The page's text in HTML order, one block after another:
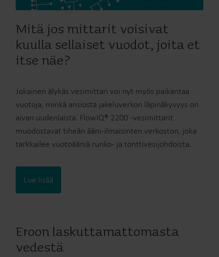
Mitä jos mittarit voisivat
kuulla sellaiset vuodot, joita et
itse näe?
Jokainen älykäs vesimittari voi nyt myös paikantaa
vuotoja, minkä ansiosta jakeluverkon läpinäkyvyys on
aivan uudenlaista. FlowIQ® 2200 -vesimittarit
muodostavat tiheän ääni-ilmaisinten verkoston, joka
tarkkailee vuotoääniä runko- ja tonttivesijohdoista.
Lue lisää
Eroon laskuttamattomasta
vedestä